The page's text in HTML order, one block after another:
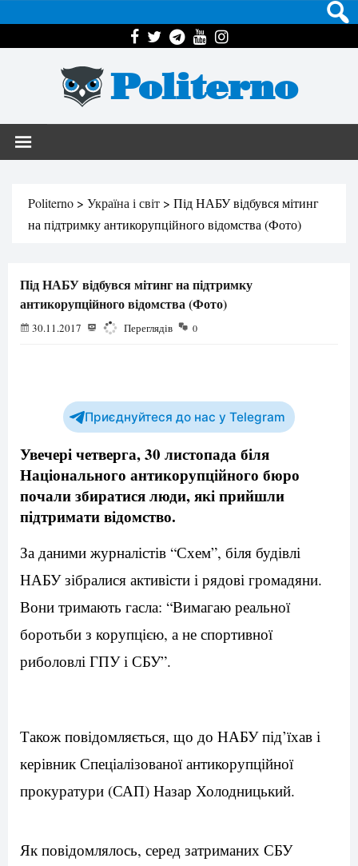
Politerno
Politerno > Україна і світ > Під НАБУ відбувся мітинг
на підтримку антикорупційного відомства (Фото)
Під НАБУ відбувся мітинг на підтримку
антикорупційного відомства (Фото)
30.11.2017 2343 Переглядів 0
Приєднуйтеся до нас у Telegram
Увечері четверга, 30 листопада біля
Національного антикорупційного бюро
почали збиратися люди, які прийшли
підтримати відомство.
За даними журналістів “Схем”, біля будівлі
НАБУ зібралися активісти і рядові громадяни.
Вони тримають гасла: “Вимагаю реальної
боротьби з корупцією, а не спортивної
риболовлі ГПУ і СБУ”.
Також повідомляється, що до НАБУ під’їхав і
керівник Спеціалізованої антикорупційної
прокуратури (САП) Назар Холодницький.
Як повідомлялось, серед затриманих СБУ